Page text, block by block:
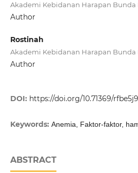
Akademi Kebidanan Harapan Bunda
Author
Rostinah
Akademi Kebidanan Harapan Bunda
Author
DOI: https://doi.org/10.71369/
Keywords: Anemia, Faktor-faktor,
ABSTRACT